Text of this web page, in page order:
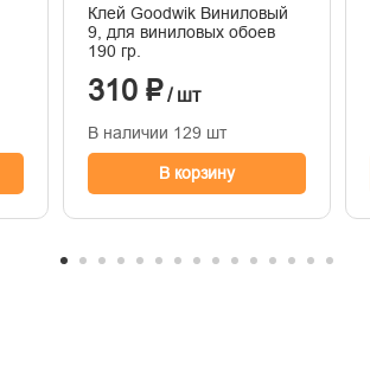
Клей Goodwik Виниловый
9, для виниловых обоев
190 гр.
310 ₽/ шт
В наличии 129 шт
В корзину